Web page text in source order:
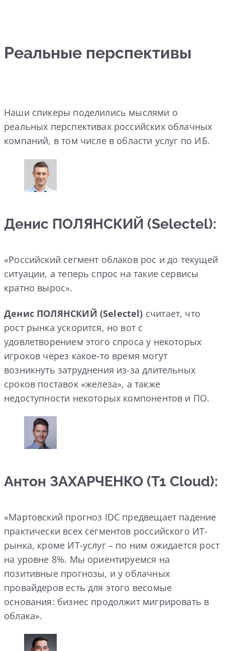
Реальные перспективы
Наши спикеры поделились мыслями о
реальных перспективах российских облачных
компаний, в том числе в области услуг по ИБ.
Денис ПОЛЯНСКИЙ (Selectel):
«Российский сегмент облаков рос и до текущей
ситуации, а теперь спрос на такие сервисы
кратно вырос».
Денис ПОЛЯНСКИЙ (Selectel) считает, что
рост рынка ускорится, но вот с
удовлетворением этого спроса у некоторых
игроков через какое-то время могут
возникнуть затруднения из-за длительных
сроков поставок «железа», а также
недоступности некоторых компонентов и ПО.
Антон ЗАХАРЧЕНКО (T1 Cloud):
«Мартовский прогноз IDC предвещает падение
практически всех сегментов российского ИТ-
рынка, кроме ИТ-услуг – по ним ожидается рост
на уровне 8%. Мы ориентируемся на
позитивные прогнозы, и у облачных
провайдеров есть для этого весомые
основания: бизнес продолжит мигрировать в
облака».